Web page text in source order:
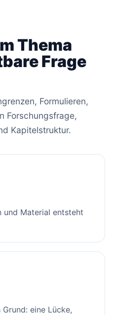
Thema
Frage
Formulieren,
Forschungsfrage,
Kapitelstruktur.
und Material entsteht
eine Lücke,